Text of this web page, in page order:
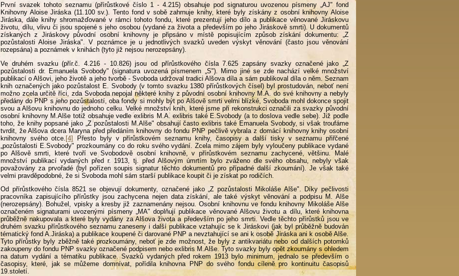
První svazek tohoto seznamu (přírůstkové číslo 1 - 4.215) obsahuje pod signaturou uvozenou písmeny „AJ" fond
Knihovny Aloise Jiráska (11.100 sv.). Tento fond v sobě zahrnuje knihy, které byly získány z osobní knihovny Aloise
Jiráska, dále knihy shromažďované v rámci tohoto fondu, které prezentují jeho dílo a publikace věnované Jiráskovu
životu, dílu, vlivu či jsou spojené s jeho osobou (vydané za života a především po jeho Jiráskově smrti). U dokumentů
získaných z Jiráskovy původní osobní knihovny je připsáno v místě popisujícím způsob získání dokumentu: „Z
pozůstalosti Aloise Jiráska". V poznámce je u jednotlivých svazků uveden výskyt věnování (často jsou věnování
rozepsána) a poznámek v knihách (tyto již nejsou nerozepsány).
Ve druhém svazku (přír.č. 4.216 - 10.826) jsou od přírůstkového čísla 7.625 zapsány svazky označené jako „Z
pozůstalosti dr. Emanuela Svobody" (signatura uvozená písmenem „S"). Mimo jiné se zde nachází velké množství
publikací o Alšovi, jeho životě a jeho tvorbě - Svoboda udržoval tradici Alšova díla a sám publikoval díla o něm. Seznam
knih označených jako pozůstalost E. Svobody (v tomto svazku 1380 přírůstkových čísel) byl prostudován, neboť není
možno zcela určitě říci, zda Svoboda nepojal některé knihy z původní osobní knihovny M.A. do své knihovny a nebyly
předány do PNP s jehopozůstalostí, oba fondy si mohly být po Alšově smrti velmi blízké, Svoboda mohl dokonce spojit
svou a Alšovu knihovnu do jednoho celku. Velké množství knih, které jsme při rekonstrukci označili za svazky původní
osobní knihovny M.Alše totiž obsahuje vedle exlibris M.A. exlibris také E.Svobody (a to doslova vedle sebe). Již podle
toho, že knihy popsané jako „Z pozůstalosti M.Alše" obsahují často exlibris také Emanuela Svobody, si však troufáme
tvrdit, že Alšova dcera Maryna před předáním knihovny do fondu PNP pečlivě vybrala z domácí knihovny knihy osobní
knihovny svého otce. [4] Přesto byly v přírůstkovém seznamu knihy, časopisy a další tisky v seznamu přiřčené
„pozůstalosti E.Svobody" prozkoumány co do roku svého vydání. Zcela mimo zájem byly vyloučeny publikace vydané
po Alšově smrti, které tvoří ve Svobodově osobní knihovně, v přírůstkovém seznamu zachycené, většinu. Malé
množství publikací vydaných před r. 1913, tj. před Alšovým úmrtím bylo zváženo dle svého obsahu, nebyly však
považovány za prvořadé (byl pořízen soupis signatur těchto dokumentů pro případné další zkoumání). Je však také
velmi pravděpodobné, že si Svoboda mohl sám starší publikace koupit či je získat po rodičích.
Od přírůstkového čísla 8521 se objevují dokumenty, označené jako „Z pozůstalosti Mikoláše Alše". Díky pečlivosti
pracovníka zapisujícího přírůstky jsou zachycena nejen data získání, ale také výskyt věnování a podpisu M. Alše
(nerozepsány). Bohužel, vpisky a kresby již zaznamenány nejsou. Osobní knihovnu ve fondu knihovny Mikoláše Alše
označeném signaturami uvozenými písmeny „MA" doplňují publikace věnované Alšovu životu a dílu, které knihovna
průběžně nakupovala a které byly vydány za Alšova života a především po jeho smrti. Vedle těchto přírůstků jsou ve
druhém svazku přírůstkového seznamu zaneseny i další publikace vztahujíc se k Jiráskovi (jak byl průběžně budován
tématický fond A.Jiráska) a publikace koupené či darované PNP a nevztahující se ani k osobě Jiráska ani k osobě Alše.
Tyto přírůstky byly zběžně také prozkoumány, neboť je zde možnost, že byly z antikvariátu nebo od dalších potomků
zakoupeny do fondu PNP svazky označené podpisem nebo exlibris M.Alše. Tyto svazky byly opět zkoumány s ohledem
na datum vydání a tématiku publikace. Svazků vydaných před rokem 1913 bylo minimum, jednalo se především o
časopisy, které, jak se můžeme domnívat, pořídila knihovna PNP do svého fondu cíleně pro kontinuitu časopisů
19.století.